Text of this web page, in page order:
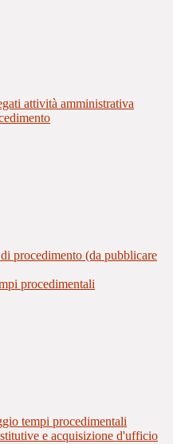
attività amministrativa
procedimento (da pubblicare
procedimentali
tempi procedimentali
e acquisizione d'ufficio